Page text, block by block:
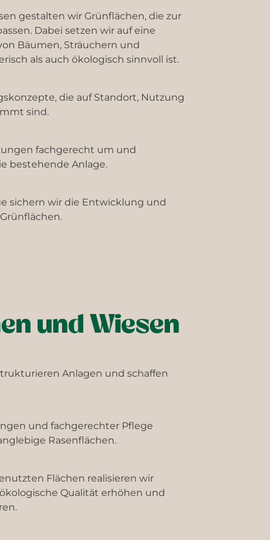
gestalten wir Grünflächen, die zur
Dabei setzen wir auf eine
Bäumen, Sträuchern und
als auch ökologisch sinnvoll ist.
die auf Standort, Nutzung
sind.
fachgerecht um und
bestehende Anlage.
sichern wir die Entwicklung und
und Wiesen
Anlagen und schaffen
und fachgerechter Pflege
Rasenflächen.
Flächen realisieren wir
Qualität erhöhen und